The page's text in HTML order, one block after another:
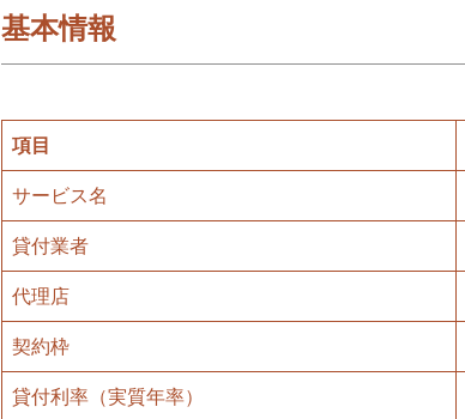
基本情報
項目
サービス名
貸付業者
代理店
契約枠
貸付利率（実質年率）